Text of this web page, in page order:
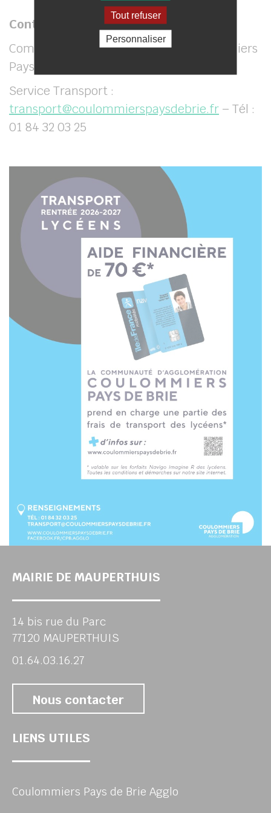
Contact utile
Communauté d’agglomération Coulommiers
Pays de Brie
Service Transport :
transport@coulommierspaysdebrie.fr – Tél :
01 84 32 03 25
MAIRIE DE MAUPERTHUIS
14 bis rue du Parc
77120 MAUPERTHUIS
01.64.03.16.27
Nous contacter
LIENS UTILES
Coulommiers Pays de Brie Agglo
Tout refuser
Personnaliser